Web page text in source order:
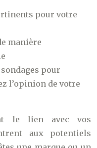
pour votre
manière
pour
l’opinion de votre
le lien avec vos
aux potentiels